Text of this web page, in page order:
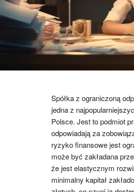
Spółka z ograniczoną
jedna z
Polsce. Jest to podmiot
odpowiadają za
ryzyko finansowe jest
może być zakładana
że jest elastycznym
minimalny kapitał